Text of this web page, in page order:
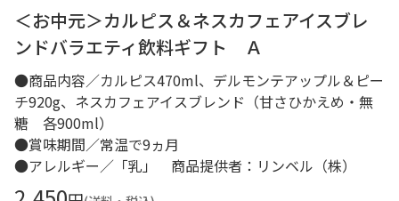
＜お中元＞カルピス＆ネスカフェアイスブレ
ンドバラエティ飲料ギフト Ａ
●商品内容／カルピス470ml、デルモンテアップル＆ピー
チ920g、ネスカフェアイスブレンド（甘さひかえめ・無
糖 各900ml）
●賞味期間／常温で9ヵ月
●アレルギー／「乳」 商品提供者：リンベル（株）